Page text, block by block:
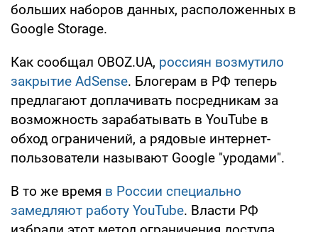
больших наборов данных, расположенных в
Google Storage.
Как сообщал OBOZ.UA, россиян возмутило
закрытие AdSense. Блогерам в РФ теперь
предлагают доплачивать посредникам за
возможность зарабатывать в YouTube в
обход ограничений, а рядовые интернет-
пользователи называют Google "уродами".
В то же время в России специально
замедляют работу YouTube. Власти РФ